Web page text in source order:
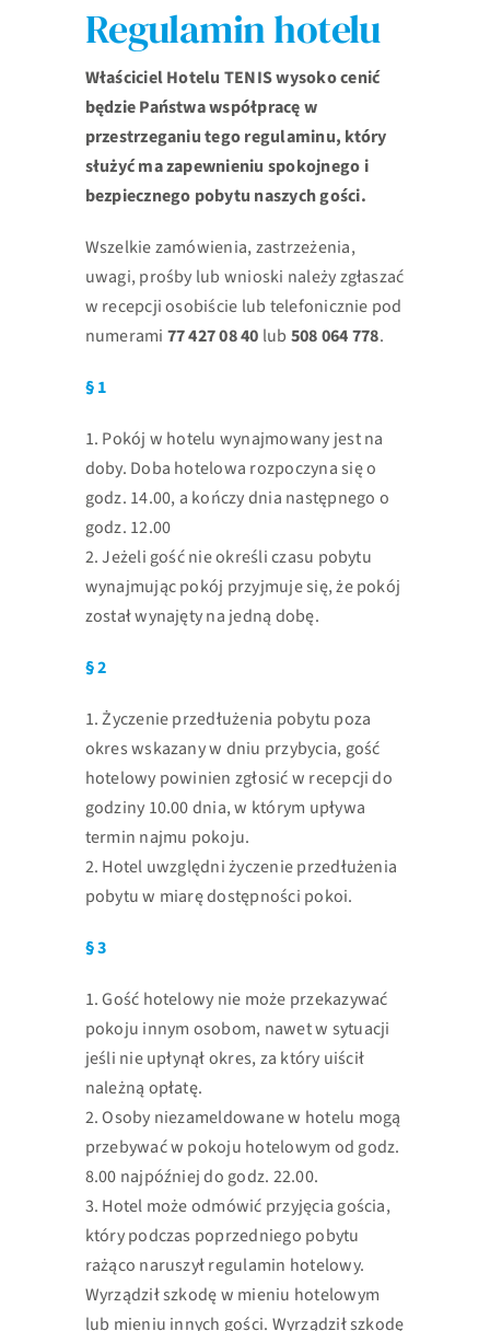
Regulamin hotelu
Właściciel Hotelu TENIS wysoko cenić
będzie Państwa współpracę w
przestrzeganiutego regulaminu, który
służyć ma zapewnieniu spokojnego i
bezpiecznego pobytu naszych gości.
Wszelkie zamówienia, zastrzeżenia,
uwagi, prośby lub wnioski należy zgłaszać
w recepcji osobiście lub telefonicznie pod
numerami 77 427 08 40 lub 508 064 778.
§ 1
1. Pokój w hotelu wynajmowany jest na
doby. Doba hotelowa rozpoczyna się o
godz. 14.00, a kończy dnia następnego o
godz. 12.00
2. Jeżeli gość nie określi czasu pobytu
wynajmując pokój przyjmuje się, że pokój
został wynajęty na jedną dobę.
§ 2
1. Życzenie przedłużenia pobytu poza
okres wskazany w dniu przybycia, gość
hotelowy powinien zgłosić w recepcji do
godziny 10.00 dnia, w którym upływa
termin najmu pokoju.
2. Hotel uwzględni życzenie przedłużenia
pobytu w miarę dostępności pokoi.
§ 3
1. Gość hotelowy nie może przekazywać
pokoju innym osobom, nawet w sytuacji
jeśli nie upłynął okres, za który uiścił
należną opłatę.
2. Osoby niezameldowane w hotelu mogą
przebywać w pokoju hotelowym od godz.
8.00 najpóźniej do godz. 22.00.
3. Hotel może odmówić przyjęcia gościa,
który podczas poprzedniego pobytu
rażąco naruszył regulamin hotelowy.
Wyrządził szkodę w mieniu hotelowym
lub mieniu innych gości. Wyrządził szkodę